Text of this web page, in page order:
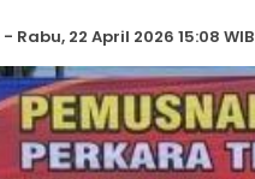
- Rabu, 22 April 2026 15:08 WIB